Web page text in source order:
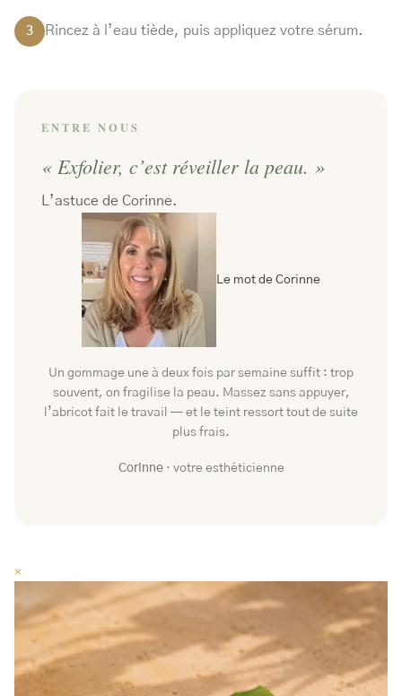
3 Rincez à l’eau tiède, puis appliquez votre sérum.
ENTRE NOUS
« Exfolier, c’est réveiller la peau. »
L’astuce de Corinne.
Le mot de Corinne
Un gommage une à deux fois par semaine suffit : trop
souvent, on fragilise la peau. Massez sans appuyer,
l’abricot fait le travail — et le teint ressort tout de suite
plus frais.
Corinne· votre esthéticienne
×